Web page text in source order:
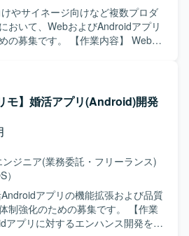
けやサイネージ向けなど複数プロダ
おいて、WebおよびAndroidアプリ
【作業内容】 Webア
は、自治体向け健康管理アプリの
発、サイネージ受付システムの
／Node.jsを用いたバックエン
KotlinによるAndroidネイティブア
やDB設計、管理画面開発、UI/UX
応、iOS／Web／サーバーサイドと
Firebaseやクラウドサービスを利
運用や障害調査、パフォーマンス
。 【求める人物像】 フ
エンドまで幅広い領域に対して主
ながら取り組める方を求めていま
モ】婚活アプリ(Android)開発
ジニア(業務委託・フリーランス)
Androidアプリの機能拡張および品質
化のための募集です。 【作業
アプリに対するエンハンス開発を行